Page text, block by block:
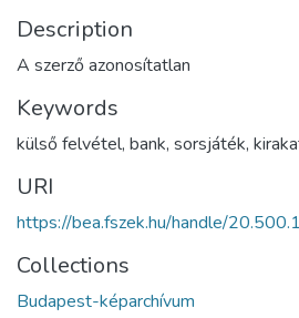
Description
A szerző azonosítatlan
Keywords
külső felvétel, bank, sorsjáték,
URI
https://bea.fszek.hu/handle/
Collections
Budapest-képarchívum